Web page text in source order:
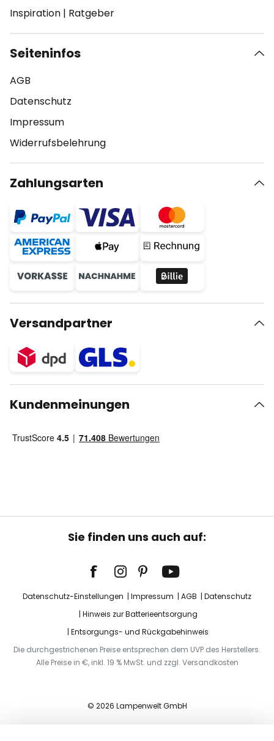
Inspiration | Ratgeber
Seiteninfos
AGB
Datenschutz
Impressum
Widerrufsbelehrung
Zahlungsarten
Versandpartner
Kundenmeinungen
Sie finden uns auch auf:
Datenschutz-Einstellungen Impressum AGB
Datenschutz
Hinweis zur Batterieentsorgung
Entsorgungs- und Rückgabehinweis
Die durchgestrichenen Preise entsprechen dem UVP des Herstellers.
Alle Preise in €, inkl. 19 % MwSt. und zzgl. Versandkosten
© 2026 Lampenwelt GmbH